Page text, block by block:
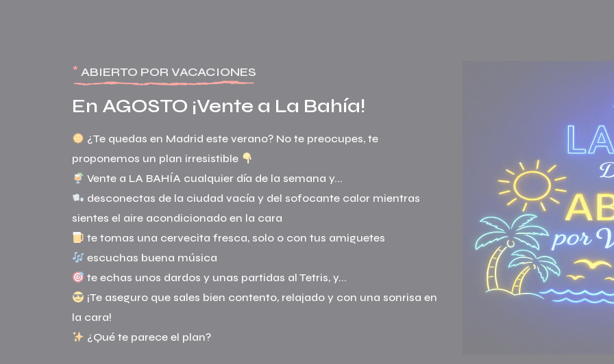
* ABIERTO POR VACACIONES
En AGOSTO ¡Vente a La Bahía!
¿Te quedas en Madrid este verano? No te preocupes, te
proponemos un plan irresistible
desconectas de la ciudad vacía y del sofocante calor mientras
¡Te aseguro que sales bien contento, relajado y con una sonrisa en
¿Qué te parece el plan?